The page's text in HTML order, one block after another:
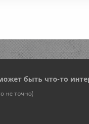
быть что-то
не точно)